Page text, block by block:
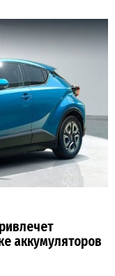
аккумуляторов